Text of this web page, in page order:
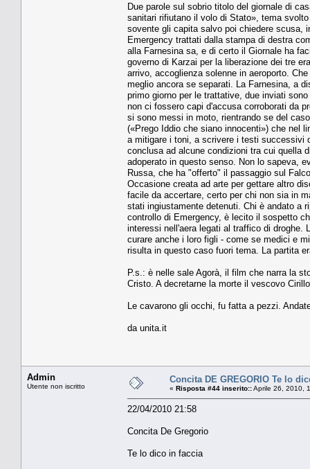
Due parole sul sobrio titolo del giornale di
sanitari rifiutano il volo di Stato», tema
sovente gli capita salvo poi chiedere scusa,
Emergency trattati dalla stampa di destra
alla Farnesina sa, e di certo il Giornale ha
governo di Karzai per la liberazione dei tre
arrivo, accoglienza solenne in aeroporto.
meglio ancora se separati. La Farnesina, a
primo giorno per le trattative, due inviati
non ci fossero capi d'accusa corroborati da
si sono messi in moto, rientrando se del
(«Prego Iddio che siano innocenti») che nel
a mitigare i toni, a scrivere i testi successivi
conclusa ad alcune condizioni tra cui quella
adoperato in questo senso. Non lo sapeva,
Russa, che ha "offerto" il passaggio sul
Occasione creata ad arte per gettare altro
facile da accertare, certo per chi non sia in
stati ingiustamente detenuti. Chi è andato a
controllo di Emergency, è lecito il sospetto
interessi nell'aera legati al traffico di droghe.
curare anche i loro figli - come se medici e
risulta in questo caso fuori tema. La partita
P.s.: è nelle sale Agorà, il film che narra la
Cristo. A decretarne la morte il vescovo
Le cavarono gli occhi, fu fatta a pezzi.
da unita.it
Admin
Utente non iscritto
Concita DE GREGORIO Te lo
« Risposta #44 inserito::Aprile 26, 2010,
22/04/2010 21:58
Concita De Gregorio
Te lo dico in faccia